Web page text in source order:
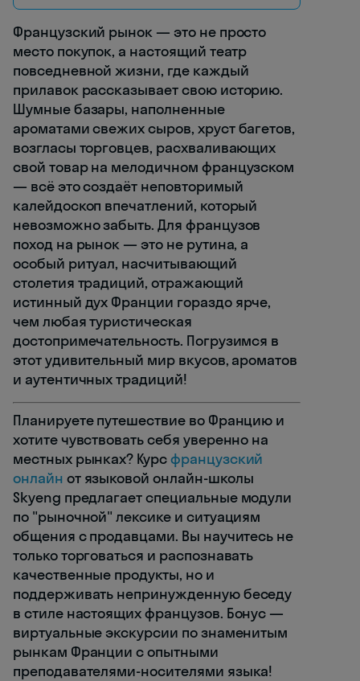
Французский рынок — это не просто
место покупок, а настоящий театр
повседневной жизни, где каждый
прилавок рассказывает свою историю.
Шумные базары, наполненные
ароматами свежих сыров, хруст багетов,
возгласы торговцев, расхваливающих
свой товар на мелодичном французском
— всё это создаёт неповторимый
калейдоскоп впечатлений, который
невозможно забыть. Для французов
поход на рынок — это не рутина, а
особый ритуал, насчитывающий
столетия традиций, отражающий
истинный дух Франции гораздо ярче,
чем любая туристическая
достопримечательность. Погрузимся в
этот удивительный мир вкусов, ароматов
и аутентичных традиций!
Планируете путешествие во Францию и
хотите чувствовать себя уверенно на
местных рынках? Курсфранцузский
онлайн от языковой онлайн-школы
Skyeng предлагает специальные модули
по "рыночной" лексике и ситуациям
общения с продавцами. Вы научитесь не
только торговаться и распознавать
качественные продукты, но и
поддерживать непринужденную беседу
в стиле настоящих французов. Бонус —
виртуальные экскурсии по знаменитым
рынкам Франции с опытными
преподавателями-носителями языка!